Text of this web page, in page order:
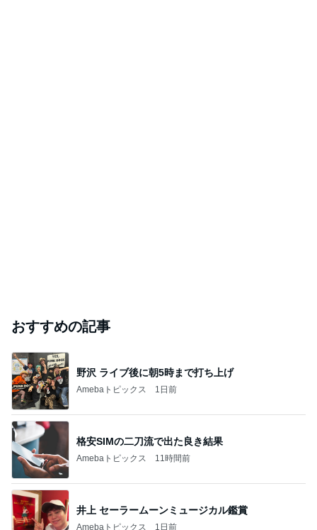
おすすめの記事
野沢 ライブ後に朝5時まで打ち上げ
Amebaトピックス 1日前
格安SIMの二刀流で出た良き結果
Amebaトピックス 11時間前
井上 セーラームーンミュージカル鑑賞
Amebaトピックス 1日前